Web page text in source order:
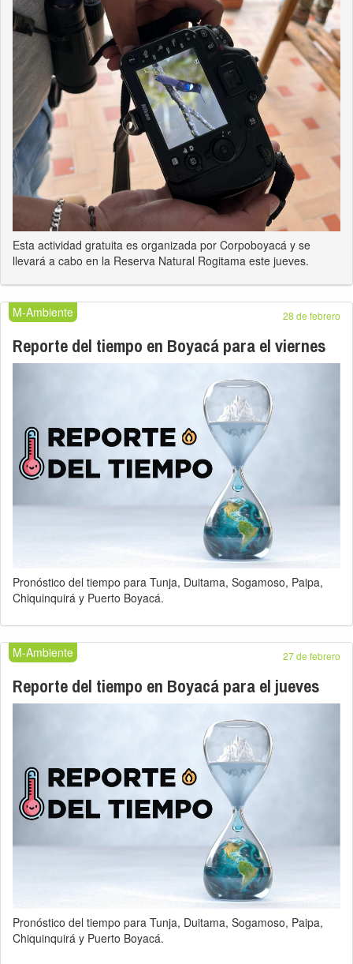
Esta actividad gratuita es organizada por Corpoboyacá y se
llevará a cabo en la Reserva Natural Rogitama este jueves.
M-Ambiente 28 de febrero
Reporte del tiempo en Boyacá para el viernes
Pronóstico del tiempo para Tunja, Duitama, Sogamoso, Paipa,
Chiquinquirá y Puerto Boyacá.
M-Ambiente 27 de febrero
Reporte del tiempo en Boyacá para el jueves
Pronóstico del tiempo para Tunja, Duitama, Sogamoso, Paipa,
Chiquinquirá y Puerto Boyacá.